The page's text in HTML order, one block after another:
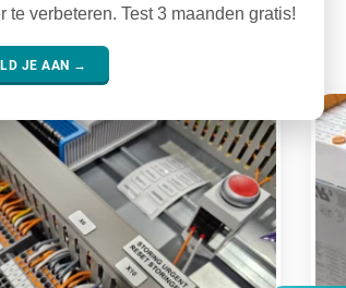
te verbeteren. Test 3 maanden gratis!
JE AAN →